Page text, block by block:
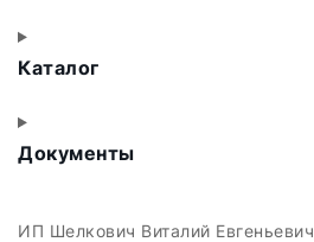
Каталог
Документы
ИП Шелкович Виталий Евгеньевич